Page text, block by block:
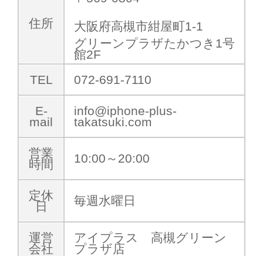
住所
大阪府高槻市紺屋町1-1
グリーンプラザたかつき1号
館2F
TEL
072-691-7110
E-
mail
info@iphone-plus-
takatsuki.com
営業
時間
10:00～20:00
定休
日
毎週水曜日
運営
会社
アイプラス 高槻グリーン
プラザ店